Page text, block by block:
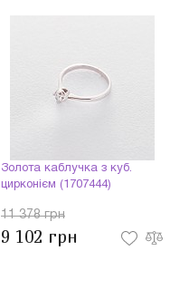
Золота каблучка з куб.
цирконієм (1707444)
11 378 грн
9 102 грн